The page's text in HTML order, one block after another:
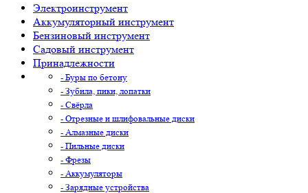
Электроинструмент
Аккумуляторный инструмент
Бензиновый инструмент
Садовый инструмент
Принадлежности
- Буры по бетону
- Зубила, пики, лопатки
- Свёрла
- Отрезные и шлифовальные диски
- Алмазные диски
- Пильные диски
- Фрезы
- Аккумуляторы
- Зарядные устройства